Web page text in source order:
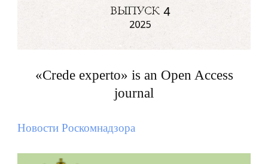
«Crede experto» is an Open Access
journal
Новости Роскомнадзора